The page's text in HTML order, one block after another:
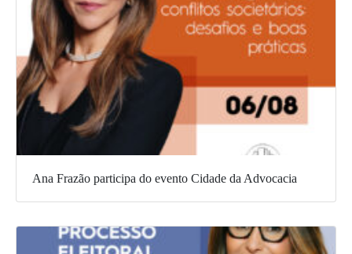
Ana Frazão participa do evento Cidade da Advocacia